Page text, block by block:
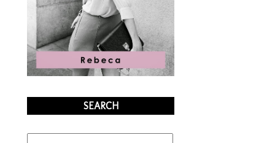
SEARCH